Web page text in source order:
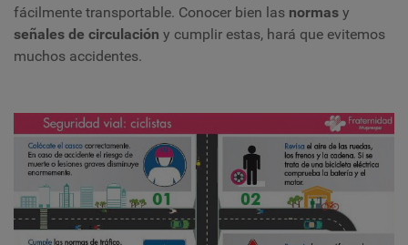
fácilmente transportable. Conocer bien las normas y
señales de circulación y cumplir estas, hará que evitemos
muchos accidentes.